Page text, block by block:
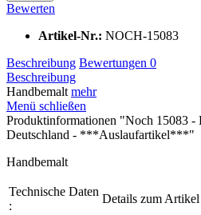
Bewerten
Artikel-Nr.: NOCH-15083
Beschreibung Bewertungen 0
Beschreibung
Handbemalt mehr
Menü schließen
Produktinformationen "Noch 15083 -
Deutschland - ***Auslaufartikel***"
Handbemalt
Technische Daten
:
Details zum Artikel